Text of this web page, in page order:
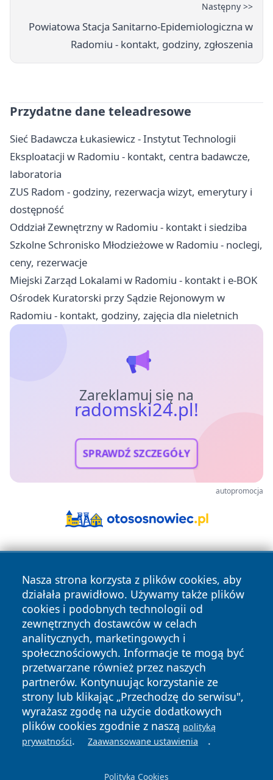
Następny >>
Powiatowa Stacja Sanitarno-Epidemiologiczna w
Radomiu - kontakt, godziny, zgłoszenia
Przydatne dane teleadresowe
Sieć Badawcza Łukasiewicz - Instytut Technologii
Eksploatacji w Radomiu - kontakt, centra badawcze,
laboratoria
ZUS Radom - godziny, rezerwacja wizyt, emerytury i
dostępność
Oddział Zewnętrzny w Radomiu - kontakt i siedziba
Szkolne Schronisko Młodzieżowe w Radomiu - noclegi,
ceny, rezerwacje
Miejski Zarząd Lokalami w Radomiu - kontakt i e-BOK
Ośrodek Kuratorski przy Sądzie Rejonowym w
Radomiu - kontakt, godziny, zajęcia dla nieletnich
Zareklamuj się na
radomski24.pl!
SPRAWDŹ SZCZEGÓŁY
autopromocja
Nasza strona korzysta z plików cookies, aby
działała prawidłowo. Używamy także plików
cookies i podobnych technologii od
zewnętrznych dostawców w celach
analitycznych, marketingowych i
społecznościowych. Informacje te mogą być
przetwarzane również przez naszych
partnerów. Kontynuując korzystanie ze
strony lub klikając „Przechodzę do serwisu",
wyrażasz zgodę na użycie dodatkowych
plików cookies zgodnie z naszą polityką
prywatności. Zaawansowane ustawienia .
Polityka Cookies
Copyright © 2026 radomski24.pl Wszystkie prawa
zastrzeżone.
News Autorzy
Polityka
Prywatności
Polityka
Cookies